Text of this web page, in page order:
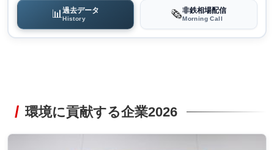
📊過去データ
History 🗞️非鉄相場配信
Morning Call
環境に貢献する企業2026